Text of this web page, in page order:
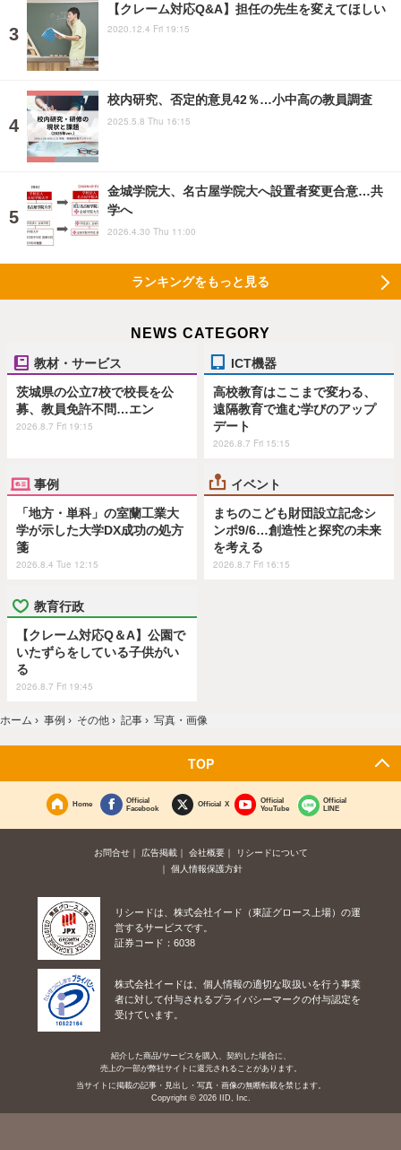
【クレーム対応Q&A】担任の先生を変えてほしい
2020.12.4 Fri 19:15
校内研究、否定的意見42％…小中高の教員調査
2025.5.8 Thu 16:15
金城学院大、名古屋学院大へ設置者変更合意…共
学へ
2026.4.30 Thu 11:00
ランキングをもっと見る
NEWS CATEGORY
教材・サービス
茨城県の公立7校で校長を公
募、教員免許不問…エン
2026.8.7 Fri 19:15
ICT機器
高校教育はここまで変わる、
遠隔教育で進む学びのアップ
デート
2026.8.7 Fri 15:15
事例
「地方・単科」の室蘭工業大
学が示した大学DX成功の処方
箋
2026.8.4 Tue 12:15
イベント
まちのこども財団設立記念シ
ンポ9/6…創造性と探究の未来
を考える
2026.8.7 Fri 16:15
教育行政
【クレーム対応Q＆A】公園で
いたずらをしている子供がい
る
2026.8.7 Fri 19:45
ホーム › 事例 › その他 › 記事 › 写真・画像
TOP
Home
Official
Facebook
Official X
Official
YouTube
Official
LINE
お問合せ 広告掲載 会社概要
リシードについて
個人情報保護方針
リシードは、株式会社イード（東証グロース上場）の運
営するサービスです。
証券コード：6038
株式会社イードは、個人情報の適切な取扱いを行う事業
者に対して付与されるプライバシーマークの付与認定を
受けています。
紹介した商品/サービスを購入、契約した場合に、
売上の一部が弊社サイトに還元されることがあります。
当サイトに掲載の記事・見出し・写真・画像の無断転載を禁じます。
Copyright © 2026 IID, Inc.